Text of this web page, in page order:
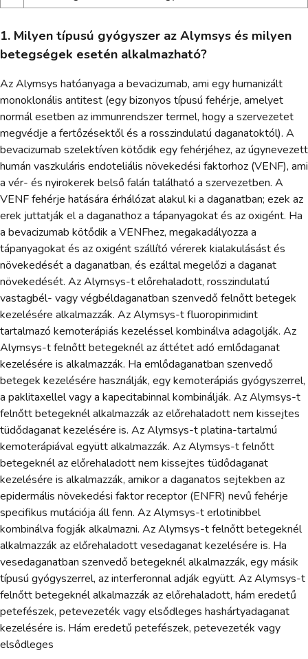
1. Milyen típusú gyógyszer az Alymsys és milyen
betegségek esetén alkalmazható?
Az Alymsys hatóanyaga a bevacizumab, ami egy humanizált
monoklonális antitest (egy bizonyos típusú fehérje, amelyet
normál esetben az immunrendszer termel, hogy a szervezetet
megvédje a fertőzésektől és a rosszindulatú daganatoktól). A
bevacizumab szelektíven kötődik egy fehérjéhez, az úgynevezett
humán vaszkuláris endoteliális növekedési faktorhoz (VENF), ami
a vér- és nyirokerek belső falán található a szervezetben. A
VENF fehérje hatására érhálózat alakul ki a daganatban; ezek az
erek juttatják el a daganathoz a tápanyagokat és az oxigént. Ha
a bevacizumab kötődik a VENFhez, megakadályozza a
tápanyagokat és az oxigént szállító vérerek kialakulásást és
növekedését a daganatban, és ezáltal megelőzi a daganat
növekedését. Az Alymsys-t előrehaladott, rosszindulatú
vastagbél- vagy végbéldaganatban szenvedő felnőtt betegek
kezelésére alkalmazzák. Az Alymsys-t fluoropirimidint
tartalmazó kemoterápiás kezeléssel kombinálva adagolják. Az
Alymsys-t felnőtt betegeknél az áttétet adó emlődaganat
kezelésére is alkalmazzák. Ha emlődaganatban szenvedő
betegek kezelésére használják, egy kemoterápiás gyógyszerrel,
a paklitaxellel vagy a kapecitabinnal kombinálják. Az Alymsys-t
felnőtt betegeknél alkalmazzák az előrehaladott nem kissejtes
tüdődaganat kezelésére is. Az Alymsys-t platina-tartalmú
kemoterápiával együtt alkalmazzák. Az Alymsys-t felnőtt
betegeknél az előrehaladott nem kissejtes tüdődaganat
kezelésére is alkalmazzák, amikor a daganatos sejtekben az
epidermális növekedési faktor receptor (ENFR) nevű fehérje
specifikus mutációja áll fenn. Az Alymsys-t erlotinibbel
kombinálva fogják alkalmazni. Az Alymsys-t felnőtt betegeknél
alkalmazzák az előrehaladott vesedaganat kezelésére is. Ha
vesedaganatban szenvedő betegeknél alkalmazzák, egy másik
típusú gyógyszerrel, az interferonnal adják együtt. Az Alymsys-t
felnőtt betegeknél alkalmazzák az előrehaladott, hám eredetű
petefészek, petevezeték vagy elsődleges hashártyadaganat
kezelésére is. Hám eredetű petefészek, petevezeték vagy
elsődleges